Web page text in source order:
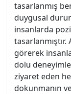
tasarlanmış
duygusal
insanlarda
görerek
dolu
ziyaret eden
dokunmanın